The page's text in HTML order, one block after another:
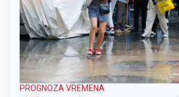
PROGNOZA VREMENA